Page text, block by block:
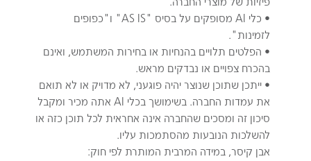
• כלי AI מסופקים על בסיס "AS IS" ו"כפופים
לזמינות".
• הפלטים תלויים בהנחיות או בחירות המשתמש, ואינם
בהכרח צפויים או נבדקים מראש.
• ייתכן שתוכן שנוצר יהיה פוגעני, לא מדויק או לא תואם
את עמדות החברה. בשימושך בכלי AI אתה מכיר ומקבל
סיכון זה ומסכים שהחברה אינה אחראית לכל תוכן כזה או
להשלכות הנובעות מהסתמכות עליו.
אבן קיסר, במידה המרבית המותרת לפי חוק: